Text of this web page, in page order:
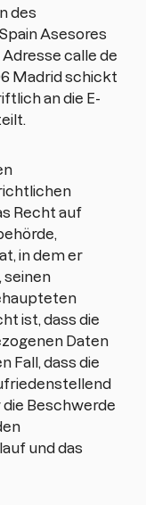
des
Asesores
Adresse calle de
Madrid schickt
an die E-
Recht auf
in dem er
seinen
ist, dass die
Daten
Fall, dass die
Beschwerde
und das